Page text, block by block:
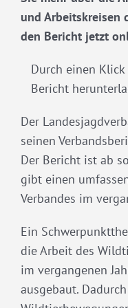
und Arbeitskreisen
den Bericht jetzt
Durch einen
Bericht
Der
seinen
Der Bericht ist ab
gibt einen
Verbandes im
Ein
die Arbeit des
im vergangenen
ausgebaut.